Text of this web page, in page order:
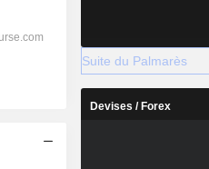
Suite du Palmarès
Devises / Forex